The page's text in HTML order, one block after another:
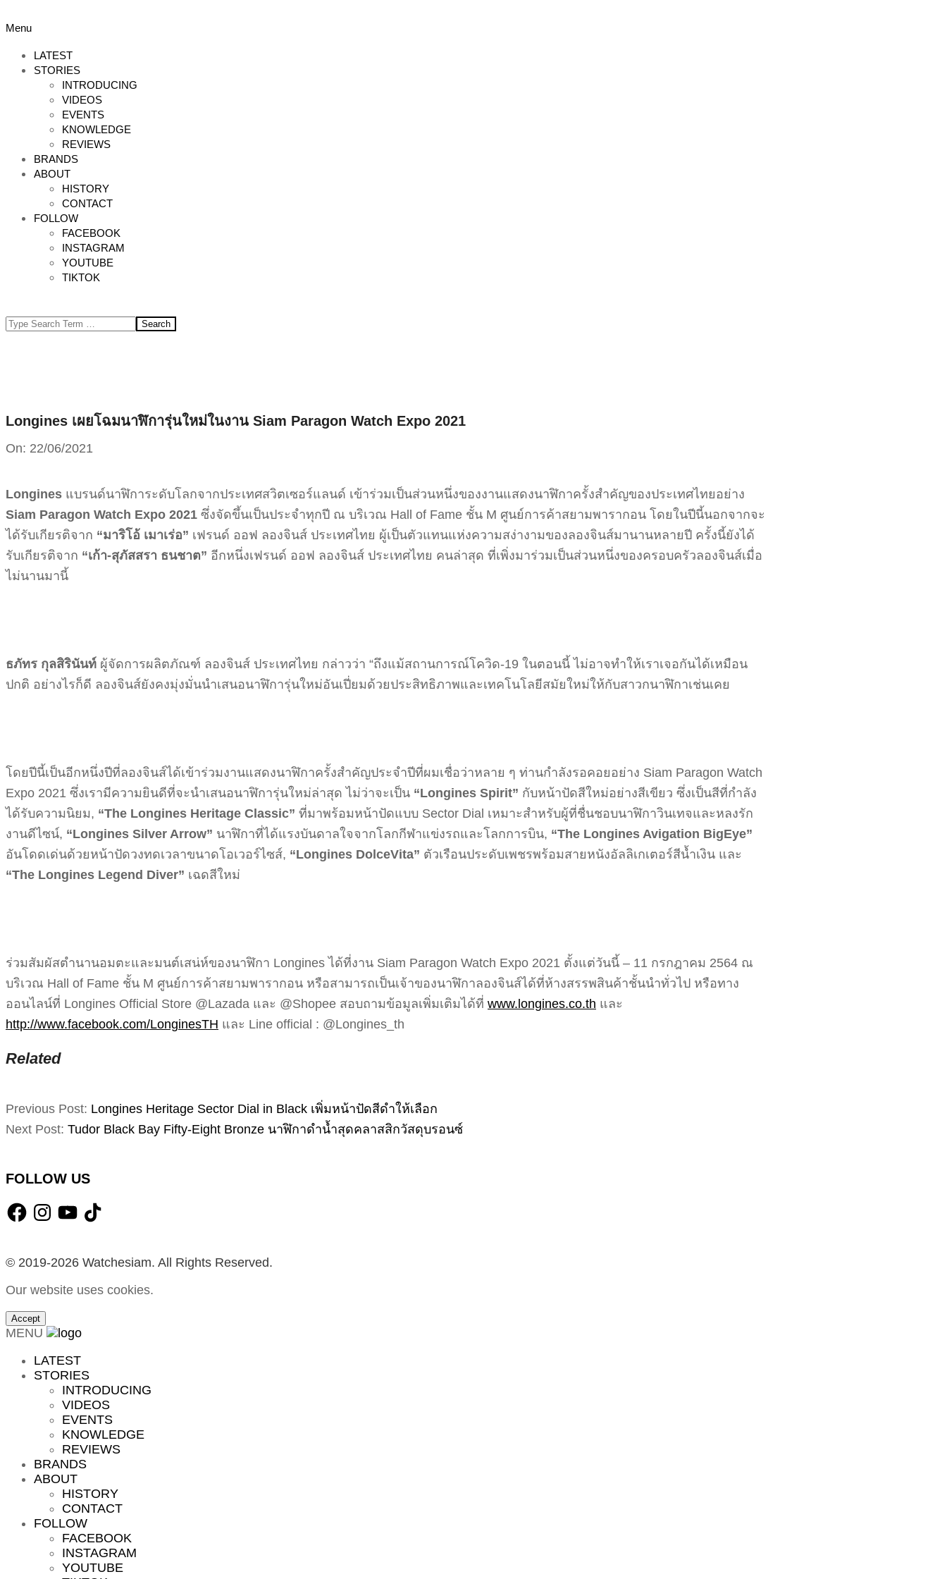
to
Primary
Menu
Menu
LATEST
STORIES
INTRODUCING
VIDEOS
EVENTS
KNOWLEDGE
REVIEWS
BRANDS
ABOUT
HISTORY
CONTACT
FOLLOW
FACEBOOK
INSTAGRAM
YOUTUBE
TIKTOK
Search
Longines เผยโฉมนาฬิการุ่นใหม่ในงาน Siam Paragon Watch Expo 2021
On: 22/06/2021
Longines แบรนด์นาฬิการะดับโลกจากประเทศสวิตเซอร์แลนด์ เข้าร่วมเป็นส่วนหนึ่งของงานแสดงนาฬิกาครั้งสำคัญของประเทศไทยอย่าง
Siam Paragon Watch Expo 2021 ซึ่งจัดขึ้นเป็นประจำทุกปี ณ บริเวณ Hall of Fame ชั้น M ศูนย์การค้าสยามพารากอน โดยในปีนี้นอกจากจะ
ได้รับเกียรติจาก “มาริโอ้ เมาเร่อ” เฟรนด์ ออฟ ลองจินส์ ประเทศไทย ผู้เป็นตัวแทนแห่งความสง่างามของลองจินส์มานานหลายปี ครั้งนี้ยังได้
รับเกียรติจาก “เก้า-สุภัสสรา ธนชาต” อีกหนึ่งเฟรนด์ ออฟ ลองจินส์ ประเทศไทย คนล่าสุด ที่เพิ่งมาร่วมเป็นส่วนหนึ่งของครอบครัวลองจินส์เมื่อ
ไม่นานมานี้
ธภัทร กุลสิรินันท์ ผู้จัดการผลิตภัณฑ์ ลองจินส์ ประเทศไทย กล่าวว่า “ถึงแม้สถานการณ์โควิด-19 ในตอนนี้ ไม่อาจทำให้เราเจอกันได้เหมือน
ปกติ อย่างไรก็ดี ลองจินส์ยังคงมุ่งมั่นนำเสนอนาฬิการุ่นใหม่อันเปี่ยมด้วยประสิทธิภาพและเทคโนโลยีสมัยใหม่ให้กับสาวกนาฬิกาเช่นเคย
โดยปีนี้เป็นอีกหนึ่งปีที่ลองจินส์ได้เข้าร่วมงานแสดงนาฬิกาครั้งสำคัญประจำปีที่ผมเชื่อว่าหลาย ๆ ท่านกำลังรอคอยอย่าง Siam Paragon Watch
Expo 2021 ซึ่งเรามีความยินดีที่จะนำเสนอนาฬิการุ่นใหม่ล่าสุด ไม่ว่าจะเป็น “Longines Spirit” กับหน้าปัดสีใหม่อย่างสีเขียว ซึ่งเป็นสีที่กำลัง
ได้รับความนิยม, “The Longines Heritage Classic” ที่มาพร้อมหน้าปัดแบบ Sector Dial เหมาะสำหรับผู้ที่ชื่นชอบนาฬิกาวินเทจและหลงรัก
งานดีไซน์, “Longines Silver Arrow” นาฬิกาที่ได้แรงบันดาลใจจากโลกกีฬาแข่งรถและโลกการบิน, “The Longines Avigation BigEye”
อันโดดเด่นด้วยหน้าปัดวงทดเวลาขนาดโอเวอร์ไซส์, “Longines DolceVita” ตัวเรือนประดับเพชรพร้อมสายหนังอัลลิเกเตอร์สีน้ำเงิน และ
“The Longines Legend Diver” เฉดสีใหม่
ร่วมสัมผัสตำนานอมตะและมนต์เสน่ห์ของนาฬิกา Longines ได้ที่งาน Siam Paragon Watch Expo 2021 ตั้งแต่วันนี้ – 11 กรกฎาคม 2564 ณ
บริเวณ Hall of Fame ชั้น M ศูนย์การค้าสยามพารากอน หรือสามารถเป็นเจ้าของนาฬิกาลองจินส์ได้ที่ห้างสรรพสินค้าชั้นนำทั่วไป หรือทาง
ออนไลน์ที่ Longines Official Store @Lazada และ @Shopee สอบถามข้อมูลเพิ่มเติมได้ที่ www.longines.co.th และ
http://www.facebook.com/LonginesTH และ Line official : @Longines_th
Related
2021-
22
Previous Post: Longines Heritage Sector Dial in Black เพิ่มหน้าปัดสีดำให้เลือก
Next Post: Tudor Black Bay Fifty-Eight Bronze นาฬิกาดำน้ำสุดคลาสสิกวัสดุบรอนซ์
FOLLOW US
FacebookInstagramYouTube
TikTok
© 2019-2026 Watchesiam. All Rights Reserved.
Our website uses cookies.
Accept
MENU
LATEST
STORIES
INTRODUCING
VIDEOS
EVENTS
KNOWLEDGE
REVIEWS
BRANDS
ABOUT
HISTORY
CONTACT
FOLLOW
FACEBOOK
INSTAGRAM
YOUTUBE